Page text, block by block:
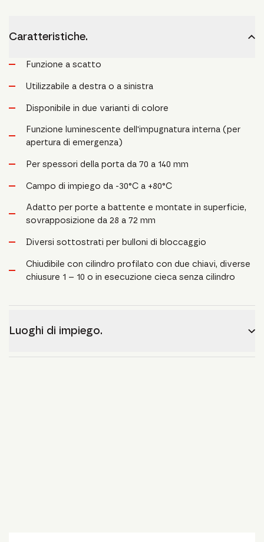
Caratteristiche.
Funzione a scatto
Utilizzabile a destra o a sinistra
Disponibile in due varianti di colore
Funzione luminescente dell'impugnatura interna (per
apertura di emergenza)
Per spessori della porta da 70 a 140 mm
Campo di impiego da -30°C a +80°C
Adatto per porte a battente e montate in superficie,
sovrapposizione da 28 a 72 mm
Diversi sottostrati per bulloni di bloccaggio
Chiudibile con cilindro profilato con due chiavi, diverse
chiusure 1 – 10 o in esecuzione cieca senza cilindro
Luoghi di impiego.